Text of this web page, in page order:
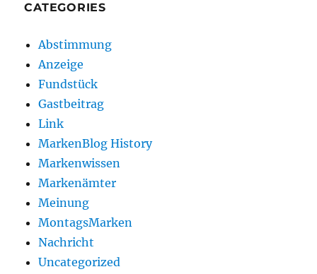
CATEGORIES
Abstimmung
Anzeige
Fundstück
Gastbeitrag
Link
MarkenBlog History
Markenwissen
Markenämter
Meinung
MontagsMarken
Nachricht
Uncategorized